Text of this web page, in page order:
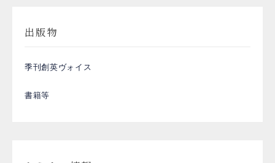
出版物
季刊創英ヴォイス
書籍等